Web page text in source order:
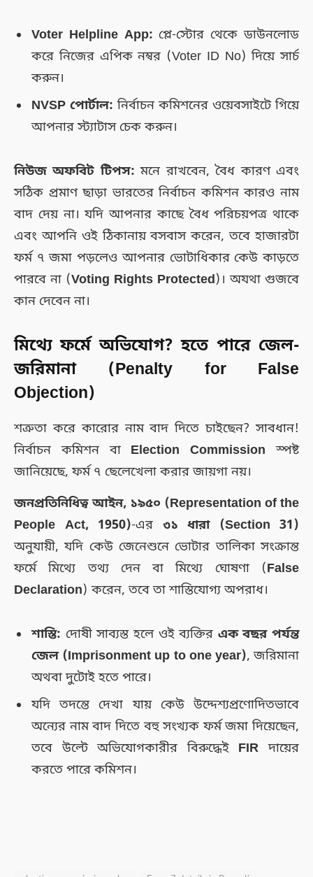
Voter Helpline App: প্লে-স্টোর থেকে ডাউনলোড
করে নিজের এপিক নম্বর (Voter ID No) দিয়ে সার্চ
করুন।
NVSP পোর্টাল: নির্বাচন কমিশনের ওয়েবসাইটে গিয়ে
আপনার স্ট্যাটাস চেক করুন।
নিউজ অফবিট টিপস: মনে রাখবেন, বৈধ কারণ এবং
সঠিক প্রমাণ ছাড়া ভারতের নির্বাচন কমিশন কারও নাম
বাদ দেয় না। যদি আপনার কাছে বৈধ পরিচয়পত্র থাকে
এবং আপনি ওই ঠিকানায় বসবাস করেন, তবে হাজারটা
ফর্ম ৭ জমা পড়লেও আপনার ভোটাধিকার কেউ কাড়তে
পারবে না (Voting Rights Protected)। অযথা গুজবে
কান দেবেন না।
মিথ্যে ফর্মে অভিযোগ? হতে পারে জেল-
জরিমানা (Penalty for False
Objection)
শত্রুতা করে কারোর নাম বাদ দিতে চাইছেন? সাবধান!
নির্বাচন কমিশন বা Election Commission স্পষ্ট
জানিয়েছে, ফর্ম ৭ ছেলেখেলা করার জায়গা নয়।
জনপ্রতিনিধিত্ব আইন, ১৯৫০ (Representation of the
People Act, 1950)-এর ৩১ ধারা (Section 31)
অনুযায়ী, যদি কেউ জেনেশুনে ভোটার তালিকা সংক্রান্ত
ফর্মে মিথ্যে তথ্য দেন বা মিথ্যে ঘোষণা (False
Declaration) করেন, তবে তা শাস্তিযোগ্য অপরাধ।
শাস্তি: দোষী সাব্যস্ত হলে ওই ব্যক্তির এক বছর পর্যন্ত
জেল (Imprisonment up to one year), জরিমানা
অথবা দুটোই হতে পারে।
যদি তদন্তে দেখা যায় কেউ উদ্দেশ্যপ্রণোদিতভাবে
অন্যের নাম বাদ দিতে বহু সংখ্যক ফর্ম জমা দিয়েছেন,
তবে উল্টে অভিযোগকারীর বিরুদ্ধেই FIR দায়ের
করতে পারে কমিশন।